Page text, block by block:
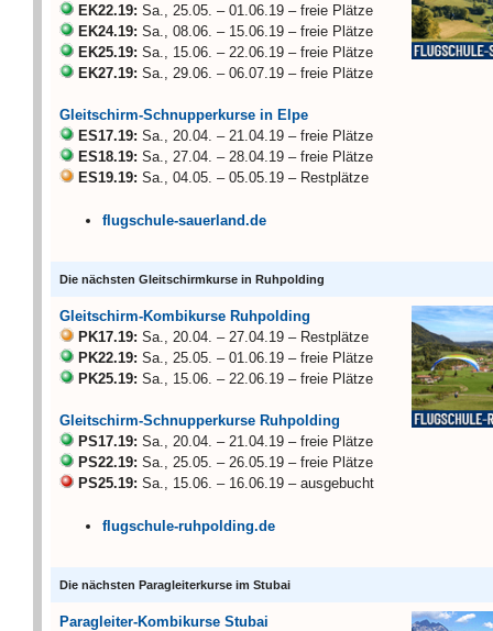
EK22.19: Sa., 25.05. – 01.06.19 – freie Plätze
EK24.19: Sa., 08.06. – 15.06.19 – freie Plätze
EK25.19: Sa., 15.06. – 22.06.19 – freie Plätze
EK27.19: Sa., 29.06. – 06.07.19 – freie Plätze
Gleitschirm-Schnupperkurse in Elpe
ES17.19: Sa., 20.04. – 21.04.19 – freie Plätze
ES18.19: Sa., 27.04. – 28.04.19 – freie Plätze
ES19.19: Sa., 04.05. – 05.05.19 – Restplätze
flugschule-sauerland.de
Die nächsten Gleitschirmkurse in Ruhpolding
Gleitschirm-Kombikurse Ruhpolding
PK17.19: Sa., 20.04. – 27.04.19 – Restplätze
PK22.19: Sa., 25.05. – 01.06.19 – freie Plätze
PK25.19: Sa., 15.06. – 22.06.19 – freie Plätze
Gleitschirm-Schnupperkurse Ruhpolding
PS17.19: Sa., 20.04. – 21.04.19 – freie Plätze
PS22.19: Sa., 25.05. – 26.05.19 – freie Plätze
PS25.19: Sa., 15.06. – 16.06.19 – ausgebucht
flugschule-ruhpolding.de
Die nächsten Paragleiterkurse im Stubai
Paragleiter-Kombikurse Stubai